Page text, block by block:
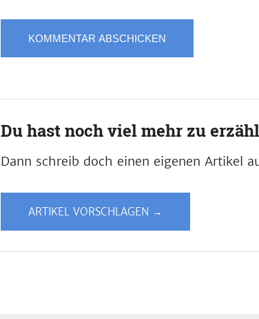
Du hast noch viel mehr zu
Dann schreib doch einen eigenen Artikel
ARTIKEL VORSCHLAGEN →